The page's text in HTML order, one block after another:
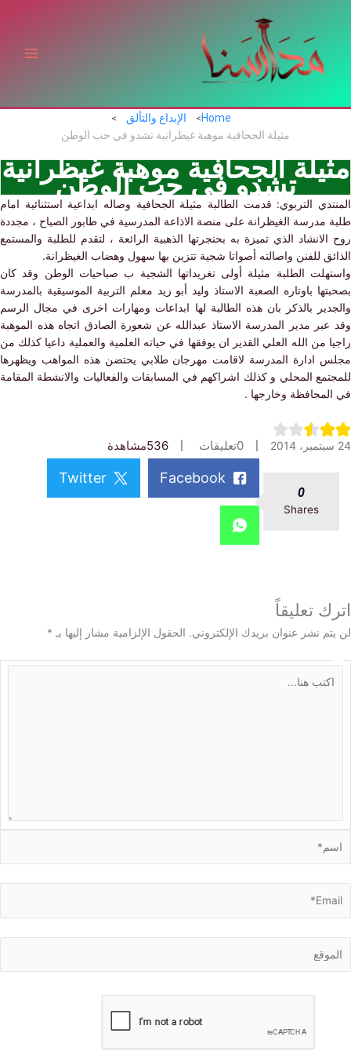
Home
الإبداع والتألق
مثيلة الجحافية موهبة غيظرانية تشدو في حب الوطن
الجحافية موهبة غيظرانية
تشدو في حب الوطن
التربوي: قدمت الطالبة مثيلة الجحافية وصاله ابداعية استثنائية امام
مدرسة الغيظرانة على منصة الاذاعة المدرسية في طابور الصباح ، مجددة
الذي تميزة به بحنجرتها الذهبية الرائعة ، لتقدم للطلبة والمستمع
للفنن واصالته أصواتا شجية تتزين بها سهول وهضاب الغيظرانة.
الطلبة مثيلة أولى تغريداتها الشجية ب صباحيات الوطن وقد كان
باوتاره الصعبة الاستاذ وليد أبو زيد معلم التربية الموسيقية بالمدرسة
بالذكر بان هذه الطالبة لها ابداعات ومهارات اخرى في مجال الرسم
مدير المدرسة الاستاذ عبدالله عن شعورة الصادق اتجاه هذه الموهبة
من الله العلي القدير ان يوفقها في حياته العلمية والعملية داعيا كذلك من
ادارة المدرسة لاقامت مهرجان طلابي يحتضن هذه المواهب ويظهرها
المحلي و كذلك اشراكهم في المسابقات والفعاليات والانشطة المقامة
وخارجها .
تعليقات 536مشاهدة
Shares
Facebook
Twitter
تعليقاً
نشر عنوان بريدك الإلكتروني. الحقول الإلزامية مشار إليها بـ*